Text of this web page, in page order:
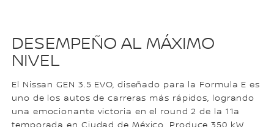
DESEMPEÑO AL MÁXIMO
NIVEL
El Nissan GEN 3.5 EVO, diseñado para la Formula E es
uno de los autos de carreras más rápidos, logrando
una emocionante victoria en el round 2 de la 11a